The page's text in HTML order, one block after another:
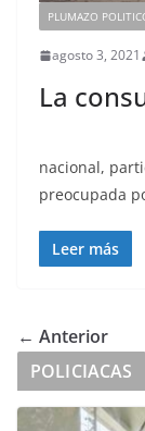
PLUMAZO
agosto 3, 2021
La
*** Sólo
nacional,
preocupada
Leer más
← Anterior
POLICIACAS